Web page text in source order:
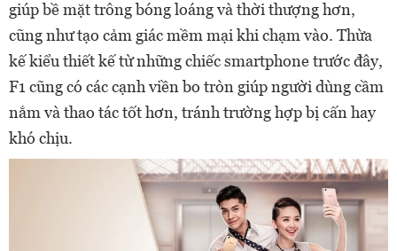
giúp bề mặt trông bóng loáng và thời thượng hơn,
cũng như tạo cảm giác mềm mại khi chạm vào. Thừa
kế kiểu thiết kế từ những chiếc smartphone trước đây,
F1 cũng có các cạnh viền bo tròn giúp người dùng cầm
nắm và thao tác tốt hơn, tránh trường hợp bị cấn hay
khó chịu.